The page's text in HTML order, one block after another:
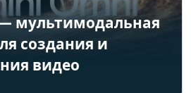
мультимодальная
создания и
видео